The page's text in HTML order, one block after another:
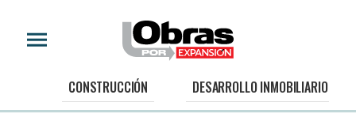
CONSTRUCCIÓN DESARROLLO INMOBILIARIO